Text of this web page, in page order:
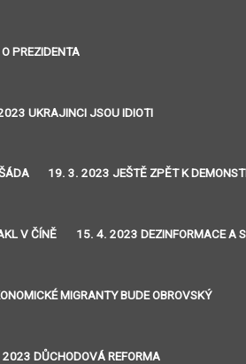
PREZIDENTA
UKRAJINCI JSOU IDIOTI
19. 3. 2023 JEŠTĚ ZPĚT K
V ČÍNĚ 15. 4. 2023 DEZINFORMACE A
MIGRANTY BUDE OBROVSKÝ
DŮCHODOVÁ REFORMA